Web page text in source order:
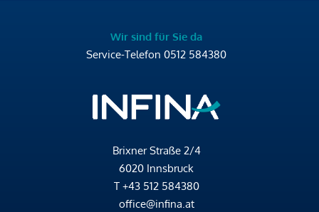
Wir sind für Sie da
Service-Telefon 0512 584380
Brixner Straße 2/4
6020 Innsbruck
T +43 512 584380
office@infina.at